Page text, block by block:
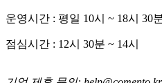
운영시간 : 평일 10시 ~ 18시 30
점심시간 : 12시 30분 ~ 14시